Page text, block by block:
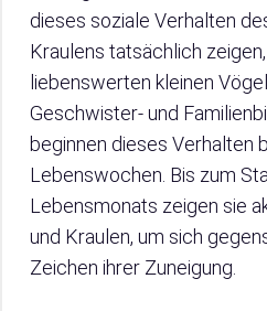
dieses soziale Verhalten
Kraulens tatsächlich
liebenswerten kleinen
Geschwister- und
beginnen dieses Verhalten
Lebenswochen. Bis zum
Lebensmonats zeigen sie
und Kraulen, um sich
Zeichen ihrer Zuneigung.